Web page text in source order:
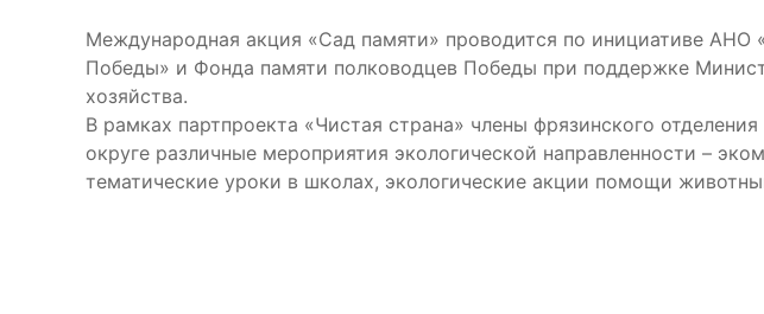
Международная акция «Сад памяти» проводится по инициативе
Победы» и Фонда памяти полководцев Победы при поддержке
хозяйства.
В рамках партпроекта «Чистая страна» члены фрязинского
округе различные мероприятия экологической направленности –
тематические уроки в школах, экологические акции помощи